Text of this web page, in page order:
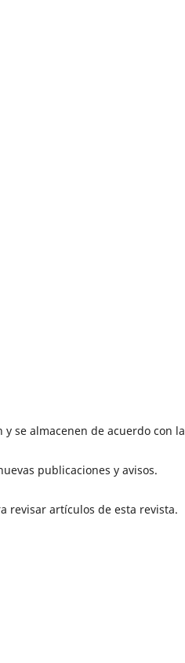
se almacenen de acuerdo con la
publicaciones y avisos.
revisar artículos de esta revista.